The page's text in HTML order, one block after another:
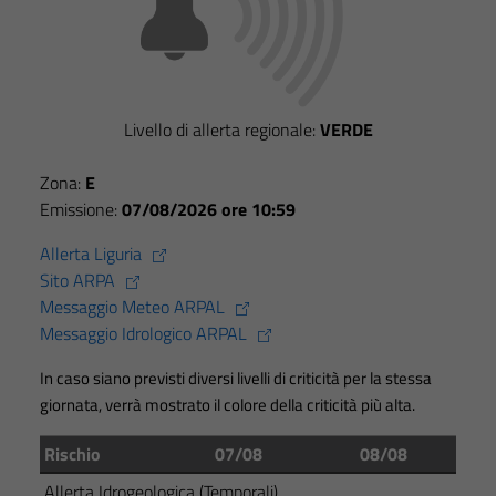
Livello di allerta regionale: VERDE
Zona: E
Emissione: 07/08/2026 ore 10:59
Allerta Liguria
Sito ARPA
Messaggio Meteo ARPAL
Messaggio Idrologico ARPAL
In caso siano previsti diversi livelli di criticità per la stessa
giornata, verrà mostrato il colore della criticità più alta.
Rischio 07/08
08/08
Cookie policy
possono
disabilitazione
di questi
navigazione e